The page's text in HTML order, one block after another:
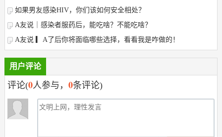
如果男友感染HIV，你们该如何安全相处？
A友说｜感染者服药后，能吃啥？不能吃啥？
A友说 ▎A了后你将面临哪些选择，看看我是咋做的！
用户评论
评论(0人参与， 0条评论)